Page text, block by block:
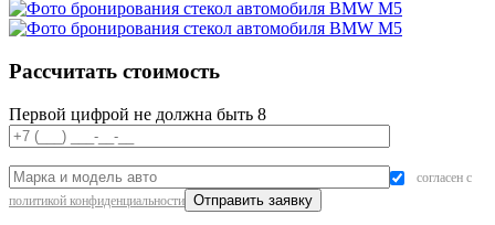
Рассчитать стоимость
Первой цифрой не должна быть 8
согласен с
политикой конфиденциальности